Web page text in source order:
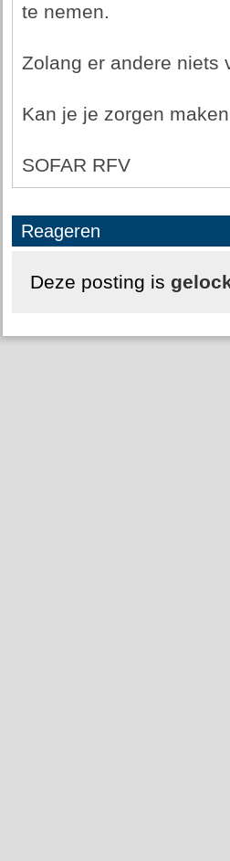
te nemen.
Zolang er andere niets
Kan je je zorgen
SOFAR RFV
Reageren
Deze posting is